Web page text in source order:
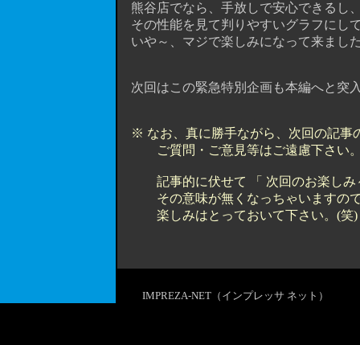
熊谷店でなら、手放しで安心できるし
その性能を見て判りやすいグラフにし
いや～、マジで楽しみになって来まし
次回はこの緊急特別企画も本編へと
※ なお、真に勝手ながら、次回の記事
ご質問・ご意見等はご遠慮下さ
記事的に伏せて 「 次回のお楽しみ
その意味が無くなっちゃいますので
楽しみはとっておいて下さい。(笑)
IMPREZA-NET（インプレッサ ネット）